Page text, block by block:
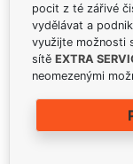
pocit z té zářivé
vydělávat a
využijte možnosti
sítě EXTRA
neomezenými